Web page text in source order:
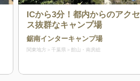
ICから3分！都内からのアクセ
ス抜群なキャンプ場
鋸南インターキャンプ場
関東地方 千葉県 館山・南房総